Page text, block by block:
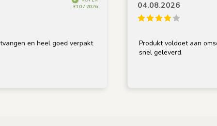
31.07.2026
en heel goed verpakt
04.08.2026
Produkt voldoet aan
snel geleverd.